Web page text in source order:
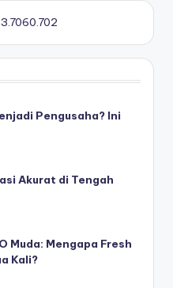
Pengusaha? Ini
Akurat di Tengah
Muda: Mengapa Fresh
Kali?